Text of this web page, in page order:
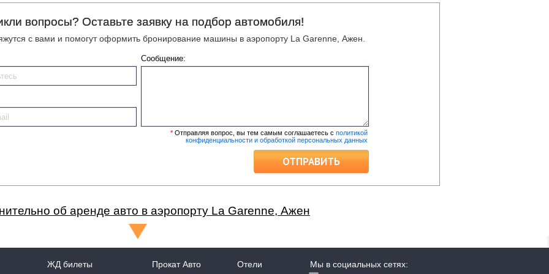
вопросы? Оставьте заявку на подбор автомобиля!
с вами и помогут оформить бронирование машины в аэропорту La Garenne, Ажен.
Сообщение:
*Отправляя вопрос, вы тем самым соглашаетесь с политикой
конфиденциальности и обработкой персональных данных
ОТПРАВИТЬ
об аренде авто в аэропорту La Garenne, Ажен
ЖД билеты Прокат Авто Отели Мы в социальных сетях: